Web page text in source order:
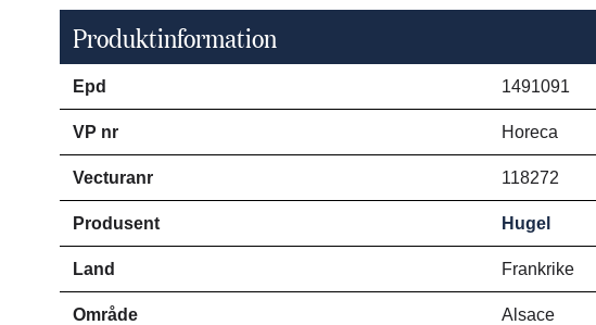
Produktinformation
Epd 1491091
VP nr Horeca
Vecturanr 118272
Produsent Hugel
Land Frankrike
Område Alsace